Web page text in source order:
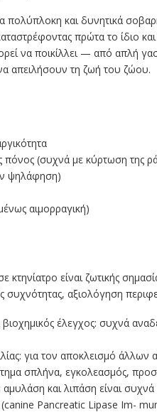
πολύπλοκη και δυνητικά
πρώτα το ίδιο
να ποικίλλει — από απλή
απειλήσουν τη ζωή του ζώου.
πόνος (συχνά με κύρτωση της
ψηλάφηση)
αιμορραγική)
κτηνίατρο είναι ζωτικής
συχνότητας, αξιολόγηση
βιοχημικός έλεγχος: συχνά
για τον αποκλεισμό
σπλήνα, εγκολεασμός,
και λιπάση είναι συχνά
Pancreatic Lipase Im-